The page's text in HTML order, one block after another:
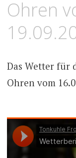
Ohren
Das Wetter für
Ohren vom